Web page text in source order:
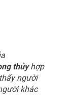
thủyhợp
người
khác